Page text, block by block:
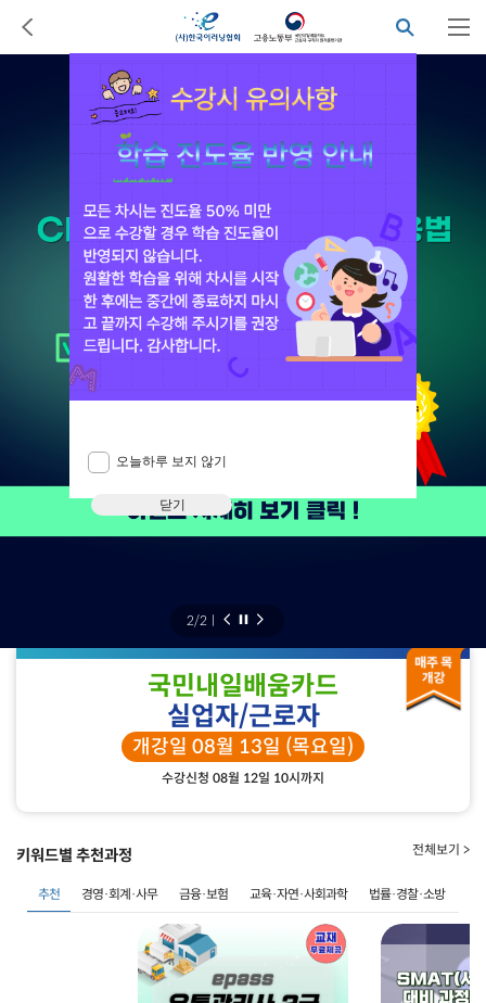
2/2 ㅣ
국민내일배움카드
실업자/근로자
개강일 08월 13일 (목요일)
수강신청 08월 12일 10시까지
키워드별 추천과정 전체보기 >
추천 경영·회계·사무 금융·보험 교육·자연·사회과학 법률·경찰·소방
오늘하루 보지 않기
닫기